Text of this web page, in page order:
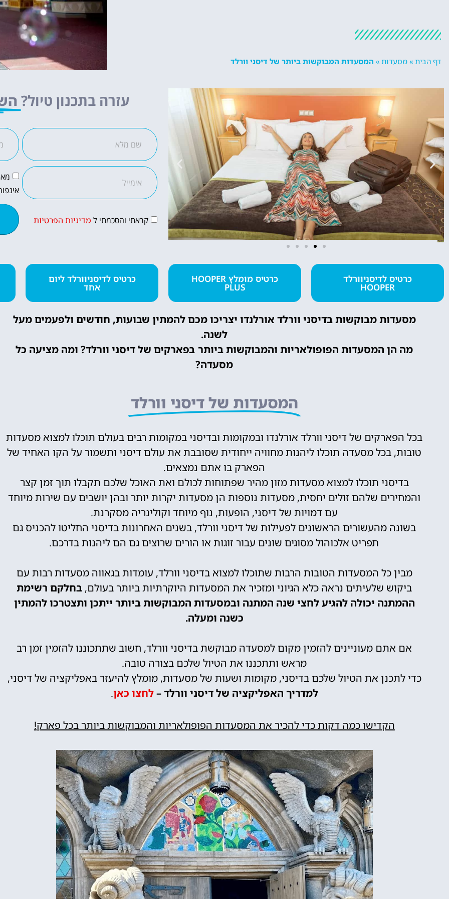
דף הבית » מסעדות » המסעדות המבוקשות ביותר של דיסני וורלד
מלונות
מציאת מלון
מומלץ?
טיסות
מציאת טיסה
זולה?
עזרה בתכנון טיול?
קראתי והסכמתי ל מדיניות הפרטיות
כרטיס לדיסניוורלד
HOOPER
כרטיס מומלץ HOOPER
PLUS
כרטיס לדיסניוורלד ליום
אחד
מסעדות מבוקשות בדיסני וורלד אורלנדו יצריכו מכם להמתין שבועות, חודשים ולפעמים מעל
לשנה.
מה הן המסעדות הפופולאריות והמבוקשות ביותר בפארקים של דיסני וורלד? ומה מציעה כל
מסעדה?
המסעדות של דיסני וורלד
בכל הפארקים של דיסני וורלד אורלנדו ובמקומות ובדיסני במקומות רבים בעולם תוכלו למצוא מסעדות
טובות, בכל מסעדה תוכלו ליהנות מחוויה ייחודית שסובבת את עולם דיסני ותשמור על הקו האחיד של
הפארק בו אתם נמצאים.
בדיסני תוכלו למצוא מסעדות מזון מהיר שפתוחות לכולם ואת האוכל שלכם תקבלו תוך זמן קצר
והמחירים שלהם זולים יחסית, מסעדות נוספות הן מסעדות יקרות יותר ובהן יושבים עם שירות מיוחד
עם דמויות של דיסני, הופעות, נוף מיוחד וקולינריה מסקרנת.
בשונה מהעשורים הראשונים לפעילות של דיסני וורלד, בשנים האחרונות בדיסני החליטו להכניס גם
תפריט אלכוהול מסוגים שונים עבור זוגות או הורים שרוצים גם הם ליהנות בדרכם.
מבין כל המסעדות הטובות הרבות שתוכלו למצוא בדיסני וורלד, עומדות בגאווה מסעדות רבות עם
ביקוש שלעיתים נראה כלא הגיוני ומזכיר את המסעדות היוקרתיות ביותר בעולם, בחלקם רשימת
ההמתנה יכולה להגיע לחצי שנה המתנה ובמסעדות המבוקשות ביותר ייתכן ותצטרכו להמתין
כשנה ומעלה.
אם אתם מעוניינים להזמין מקום למסעדה מבוקשת בדיסני וורלד, חשוב שתתכוננו להזמין זמן רב
מראש ותתכננו את הטיול שלכם בצורה טובה.
כדי לתכנן את הטיול שלכם בדיסני, מקומות ושעות של מסעדות, מומלץ להיעזר באפליקציה של דיסני,
למדריך האפליקציה של דיסני וורלד –לחצו כאן.
הקדישו כמה דקות כדי להכיר את המסעדות הפופולאריות והמבוקשות ביותר בכל פארק!